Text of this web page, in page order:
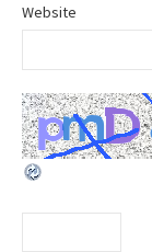
Website